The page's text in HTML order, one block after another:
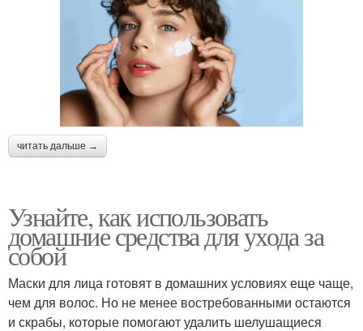
читать дальше →
Узнайте, как использовать
домашние средства для ухода за
собой
Маски для лица готовят в домашних условиях еще чаще,
чем для волос. Но не менее востребованными остаются
и скрабы, которые помогают удалить шелушащиеся